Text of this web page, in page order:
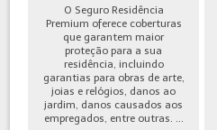
O Seguro Residência
Premium oferece coberturas
que garantem maior
proteção para a sua
residência, incluindo
garantias para obras de arte,
joias e relógios, danos ao
jardim, danos causados aos
empregados, entre outras. ...